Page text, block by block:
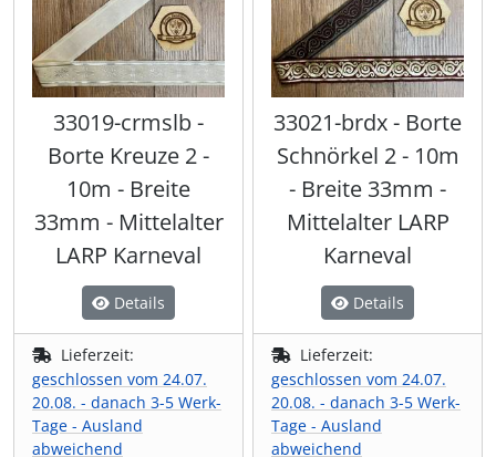
33019-crmslb -
Borte Kreuze 2 -
10m - Breite
33mm - Mittelalter
LARP Karneval
Details
Lieferzeit:
geschlossen vom 24.07.
20.08. - danach 3-5 Werk-
Tage - Ausland
abweichend
33021-brdx - Borte
Schnörkel 2 - 10m
- Breite 33mm -
Mittelalter LARP
Karneval
Details
Lieferzeit:
geschlossen vom 24.07.
20.08. - danach 3-5 Werk-
Tage - Ausland
abweichend